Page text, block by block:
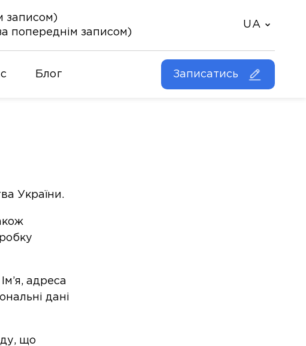
записом)
попереднім записом)
UA
Блог Записатись
України.
адреса
дані
що